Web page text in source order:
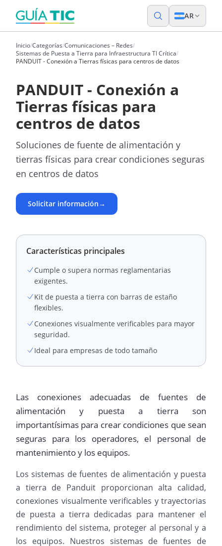
AR
Inicio/Categorías/Comunicaciones – Redes/
Sistemas de Puesta a Tierra para Infraestructura TI Crítica/
PANDUIT - Conexión a Tierras físicas para centros de datos
PANDUIT - Conexión a
Tierras físicas para
centros de datos
Soluciones de fuente de alimentación y
tierras físicas para crear condiciones seguras
en centros de datos
Solicitar información→
Características principales
Cumple o supera normas reglamentarias
exigentes.
Kit de puesta a tierra con barras de estaño
flexibles.
Conexiones visualmente verificables para mayor
seguridad.
Ideal para empresas de todo tamaño
Las conexiones adecuadas de fuentes de
alimentación y puesta a tierra son
importantísimas para crear condiciones que sean
seguras para los operadores, el personal de
mantenimiento y los equipos.
Los sistemas de fuentes de alimentación y puesta
a tierra de Panduit proporcionan alta calidad,
conexiones visualmente verificables y trayectorias
de puesta a tierra dedicadas para mantener el
rendimiento del sistema, proteger al personal y a
los equipos. Nuestros sistemas de fuentes de